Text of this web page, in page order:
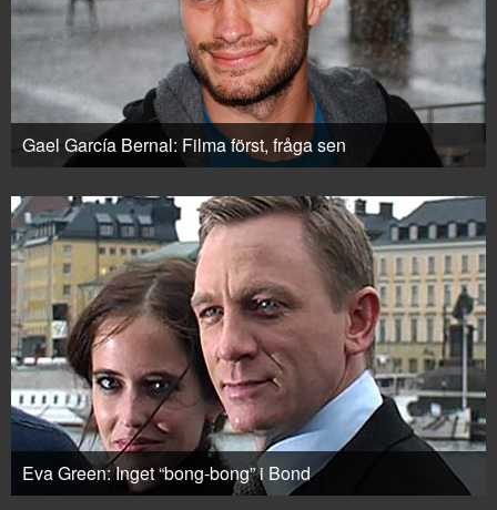
Gael García Bernal: Filma först, fråga sen
Eva Green: Inget “bong-bong” i Bond